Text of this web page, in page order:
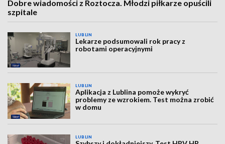
Dobre wiadomości z Roztocza. Młodzi piłkarze opuścili
szpitale
LUBLIN
Lekarze podsumowali rok pracy z
robotami operacyjnymi
LUBLIN
Aplikacja z Lublina pomoże wykryć
problemy ze wzrokiem. Test można zrobić
w domu
LUBLIN